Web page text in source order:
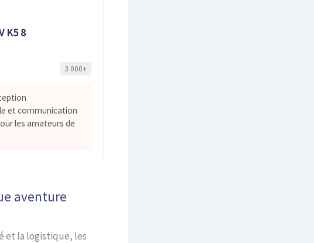
K5 8
3 000+
et communication
les amateurs de
aventure
et la logistique, les